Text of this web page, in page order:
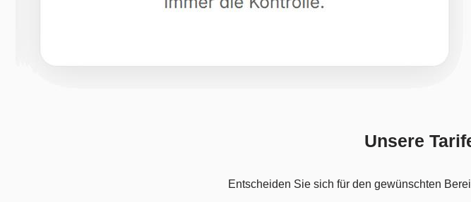
Unsere
Entscheiden Sie sich für den gewünschten